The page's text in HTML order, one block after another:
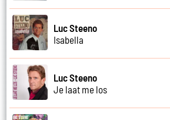
Luc Steeno
Isabella
Luc Steeno
Je laat me los